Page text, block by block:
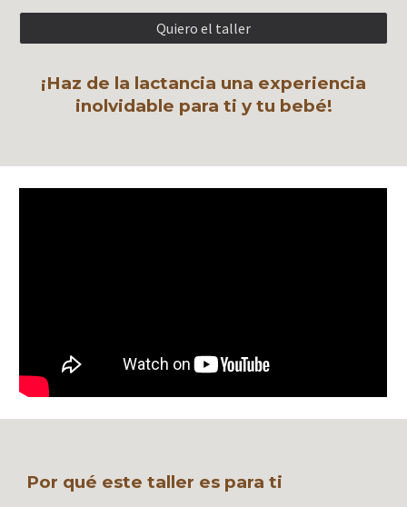
Quiero el taller
¡Haz de la lactancia una experiencia
inolvidable para ti y tu bebé!
Por qué este taller es para ti